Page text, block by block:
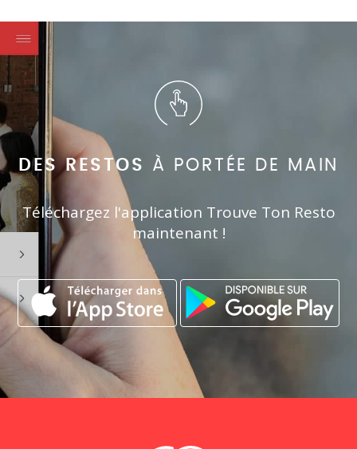
DES RESTOS À PORTÉE DE MAIN
Téléchargez l'application Trouve Ton Resto
maintenant !